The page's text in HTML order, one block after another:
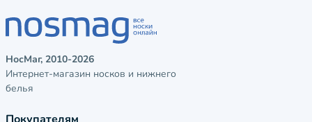
НосМаг, 2010-2026
Интернет-магазин носков и нижнего
белья